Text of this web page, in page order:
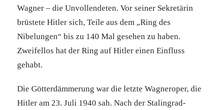
Wagner – die Unvollendeten. Vor seiner Sekretärin
brüstete Hitler sich, Teile aus dem „Ring des
Nibelungen“ bis zu 140 Mal gesehen zu haben.
Zweifellos hat der Ring auf Hitler einen Einfluss
gehabt.
Die Götterdämmerung war die letzte Wagneroper, die
Hitler am 23. Juli 1940 sah. Nach der Stalingrad-